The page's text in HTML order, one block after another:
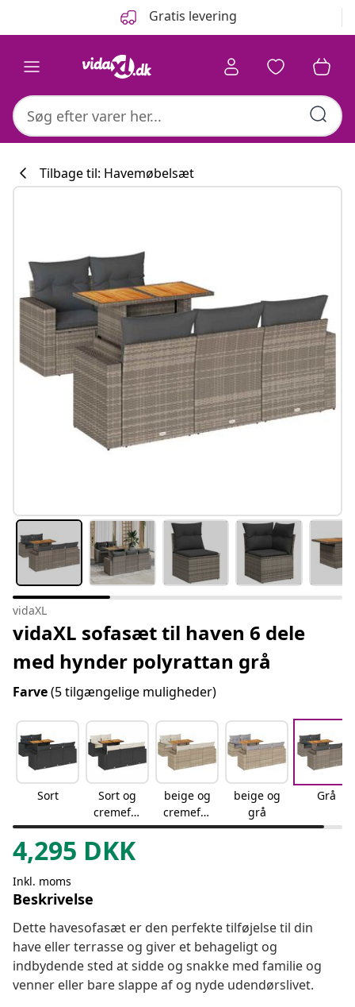
Gratis levering
#sharemevidaxl
Tilbage til: Havemøbelsæt
vidaXL
vidaXL sofasæt til haven 6 dele
med hynder polyrattan grå
Farve(5 tilgængelige muligheder)
Sort
Sort og
cremefar
vet
beige og
cremefar
vet
beige og
grå
Grå
4,295 DKK
Inkl. moms
Beskrivelse
Dette havesofasæt er den perfekte tilføjelse til din
have eller terrasse og giver et behageligt og
indbydende sted at sidde og snakke med familie og
venner eller bare slappe af og nyde udendørslivet.